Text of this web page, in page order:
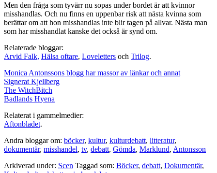
Men den fråga som tyvärr nu sopas under bordet är att kvinnor
misshandlas. Och nu finns en uppenbar risk att nästa kvinna som
berättar om att hon misshandlas inte blir tagen på allvar. Nästa man
som har misshandlat kanske det också är synd om.
Relaterade bloggar:
Arvid Falk, Hälsa oftare, Loveletters och Trilog.
Monica Antonssons blogg har massor av länkar och annat
Signerat Kjellberg
The WitchBitch
Badlands Hyena
Relaterat i gammelmedier:
Aftonbladet.
Andra bloggar om: böcker, kultur, kulturdebatt, litteratur,
dokumentär, misshandel, tv, debatt, Gömda, Marklund, Antonsson
Arkiverad under: Scen Taggad som: Böcker, debatt, Dokumentär,